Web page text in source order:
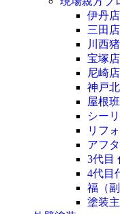
伊丹
三田
川西
宝塚
尼崎
神戸
屋根
シー
リフ
アフ
3代目
4代目
福（
塗装